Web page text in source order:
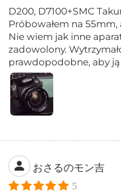
D200, D7100+SMC
Próbowałem na 55mm,
Nie wiem jak inne
zadowolony.
prawdopodobne, aby ją
おさるのモン吉
5